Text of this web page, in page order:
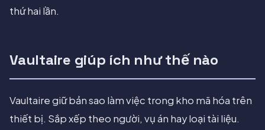
thứ hai lần.
Vaultaire giúp ích như thế nào
Vaultaire giữ bản sao làm việc trong kho mã hóa trên
thiết bị. Sắp xếp theo người, vụ án hay loại tài liệu.